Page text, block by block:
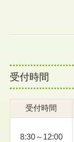
受付時間
受付時間
8:30～12:00